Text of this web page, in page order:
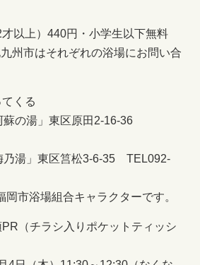
以上）440円・小学生以下無料
州市はそれぞれの浴場にお問い合
くる
の湯」東区原田2-16-36
湯」東区筥松3-6-35 TEL092-
市浴場組合キャラクターです。
（チラシ入りポケットティッシ